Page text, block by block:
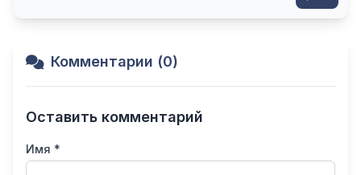
Комментарии (0)
Оставить комментарий
Имя *